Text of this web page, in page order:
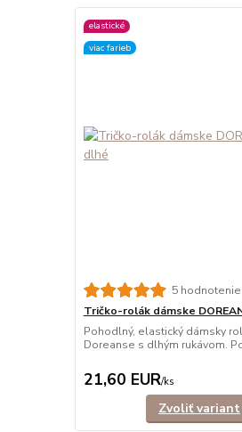
elastické
viac farieb
5 hodnotenie
Tričko-rolák dámske
Pohodlný, elastický dámsky
Doreanse s dlhým rukávom.
21,60 EUR/ks
Zvoliť variant